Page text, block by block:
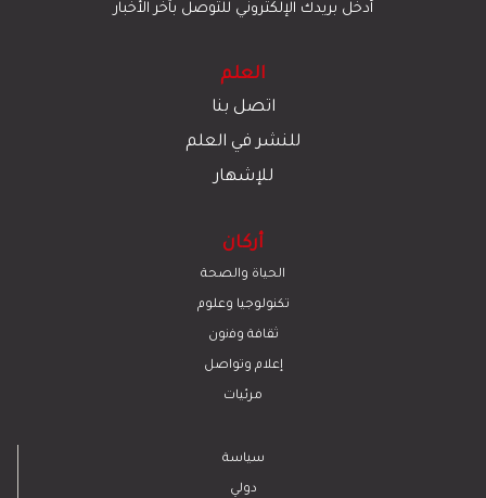
أدخل بريدك الإلكتروني للتوصل بآخر الأخبار
العلم
اتصل بنا
للنشر في العلم
للإشهار
أركان
الحياة والصحة
تكنولوجيا وعلوم
ﺛﻘﺎﻓﺔ وﻓﻧون
إعلام وتواصل
مرئيات
سياسة
دولي